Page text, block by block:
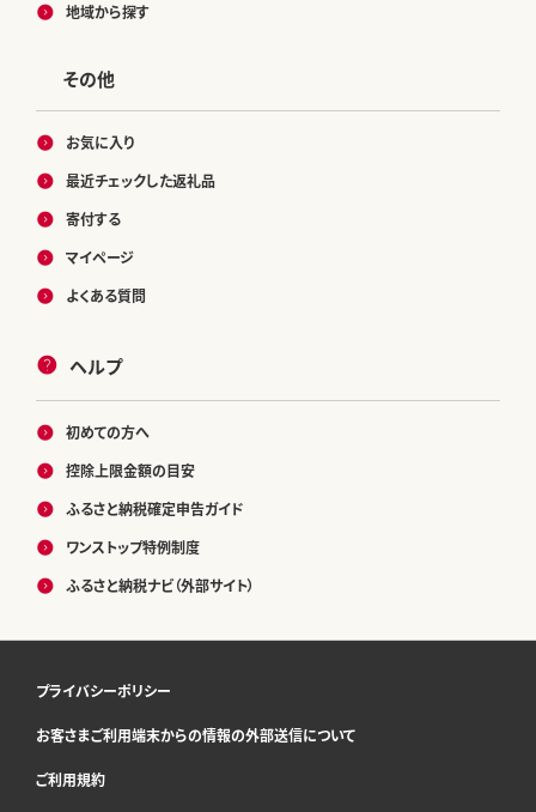
地域から探す
その他
お気に入り
最近チェックした返礼品
寄付する
マイページ
よくある質問
ヘルプ
初めての方へ
控除上限金額の目安
ふるさと納税確定申告ガイド
ワンストップ特例制度
ふるさと納税ナビ（外部サイト）
プライバシーポリシー
お客さまご利用端末からの情報の外部送信について
ご利用規約